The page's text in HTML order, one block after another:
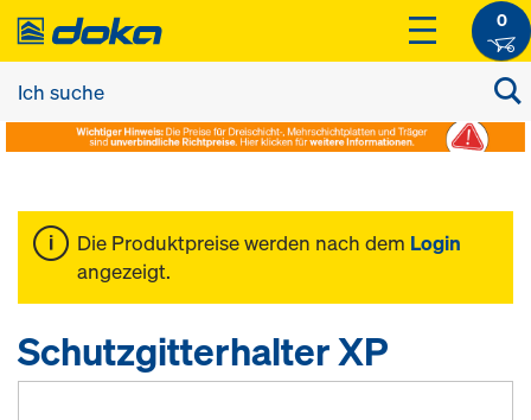
0
Die Produktpreise werden nach dem Login
angezeigt.
Schutzgitterhalter XP